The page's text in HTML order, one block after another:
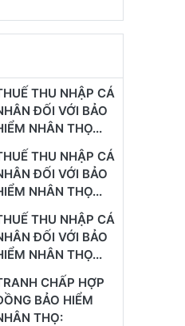
THU NHẬP CÁ
ĐỐI VỚI BẢO
NHÂN THỌ...
THU NHẬP CÁ
ĐỐI VỚI BẢO
NHÂN THỌ...
THU NHẬP CÁ
ĐỐI VỚI BẢO
NHÂN THỌ...
CHẤP HỢP
BẢO HIỂM
THỌ: